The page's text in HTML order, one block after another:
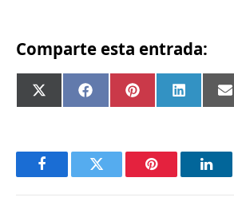
Comparte esta entrada:
Compartir
en
X
(Twitter)
Compartir
en
FacebookCompartir
en
Pinterest
en
LinkedIn
FacebookTwitter Pinterest